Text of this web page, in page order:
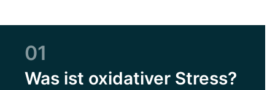
01
Was ist oxidativer Stress?